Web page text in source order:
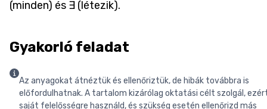
(minden) és ∃ (létezik).
Gyakorló feladat
Az anyagokat átnéztük és ellenőriztük, de hibák továbbra is
előfordulhatnak. A tartalom kizárólag oktatási célt szolgál,
saját felelősségre használd, és szükség esetén ellenőrizd más